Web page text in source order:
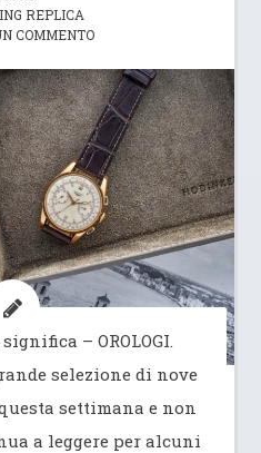
REPLICA
COMMENTO
– OROLOGI.
selezione di nove
settimana e non
a leggere per alcuni